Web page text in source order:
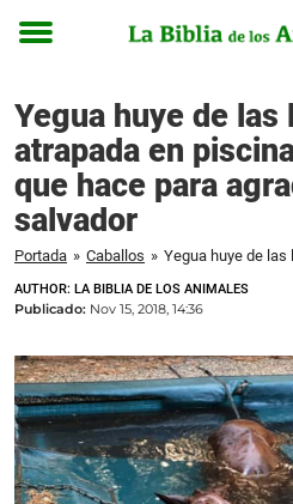
Toggle
Yegua huye de las
atrapada en
que hace para
salvador
Portada » Caballos »
AUTHOR: LA BIBLIA DE LOS ANIMALES
Publicado: Nov 15, 2018, 14:36